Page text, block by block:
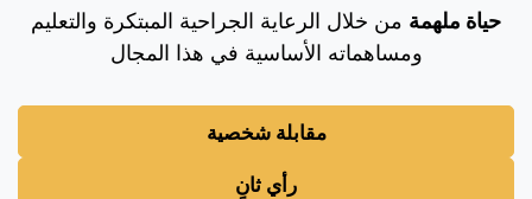
حياة ملهمة من خلال الرعاية الجراحية المبتكرة والتعليم
ومساهماته الأساسية في هذا المجال
مقابلة شخصية
رأي ثانٍ